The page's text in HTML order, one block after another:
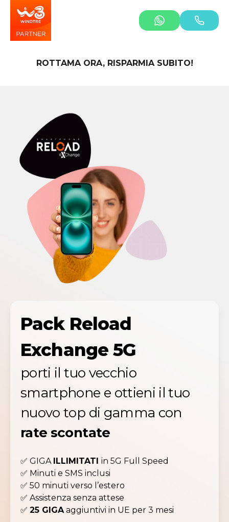
ROTTAMA ORA, RISPARMIA SUBITO!
Pack Reload
Exchange 5G
porti il tuo vecchio
smartphone e ottieni il tuo
nuovo top di gamma con
rate scontate
✅ GIGA ILLIMITATI in 5G Full Speed
✅ Minuti e SMS inclusi
✅ 50 minuti verso l’estero
✅ Assistenza senza attese
✅ 25 GIGA aggiuntivi in UE per 3 mesi